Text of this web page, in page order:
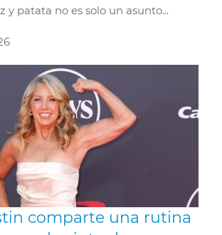
y patata no es solo un asunto...
comparte una rutina